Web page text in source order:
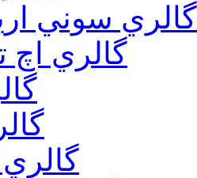
گالري سوني
گالري